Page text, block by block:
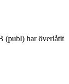
(publ) har överlåtit